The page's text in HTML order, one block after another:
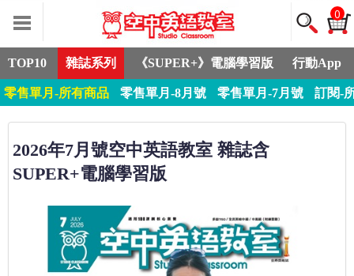
0
TOP10 雜誌系列 《SUPER+》電腦學習版 行動App
零售單月-所有商品 零售單月-8月號 零售單月-7月號 訂閱-
2026年7月號空中英語教室 雜誌含
SUPER+電腦學習版